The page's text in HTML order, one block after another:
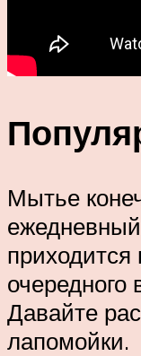
Мытье
очередного
Давайте
лапомойки.